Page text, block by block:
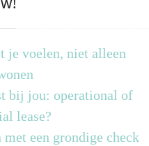
je voelen, niet alleen
bij jou: operational of
lease?
een grondige check